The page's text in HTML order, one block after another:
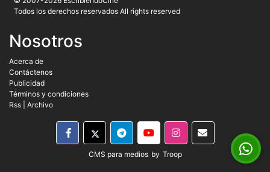
Todos los derechos reservados All rights reserved
Nosotros
Acerca de
Contáctenos
Publicidad
Términos y condiciones
Rss
Archivo
CMS para medios by Troop